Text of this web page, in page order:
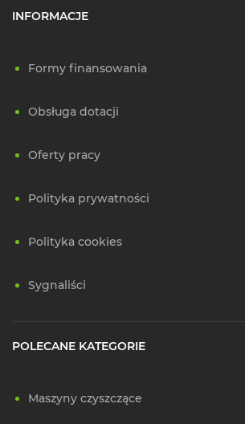
INFORMACJE
Formy finansowania
Obsługa dotacji
Oferty pracy
Polityka prywatności
Polityka cookies
Sygnaliści
POLECANE KATEGORIE
Maszyny czyszczące